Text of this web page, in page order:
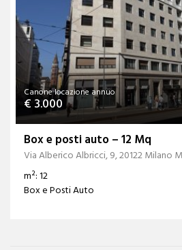
Canone locazione annuo
€ 3.000
Box e posti auto – 12 Mq
m²: 12
Box e Posti Auto